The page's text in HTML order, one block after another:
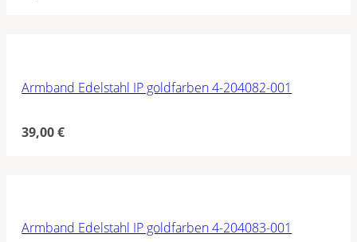
Armband Edelstahl IP goldfarben 4-204082-001
39,00€
Armband Edelstahl IP goldfarben 4-204083-001